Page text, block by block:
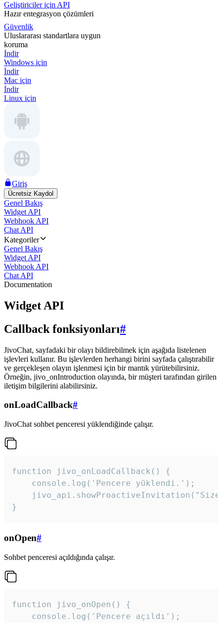
Geliştiriciler için API
Hazır entegrasyon çözümleri
Güvenlik
Uluslararası standartlara uygun
koruma
İndir
Windows için
İndir
Mac için
İndir
Linux için
Giriş
Ücretsiz Kaydol
Genel Bakış
Widget API
Webhook API
Chat API
Kategoriler
Genel Bakış
Widget API
Webhook API
Chat API
Documentation
Widget API
Callback fonksiyonları#
JivoChat, sayfadaki bir olayı bildirebilmek için aşağıda listelenen
işlevleri kullanır. Bu işlevlerden herhangi birini sayfada çalıştırabilir
ve gerçekleşen olayın işlenmesi için bir mantık yürütebilirsiniz.
Örneğin, jivo_onIntroduction olayında, bir müşteri tarafından girilen
iletişim bilgilerini alabilirsiniz.
onLoadCallback#
JivoChat sohbet penceresi yüklendiğinde çalışır.
function jivo_onLoadCallback() {
    console.log('Pencere yüklendi.');
}
onOpen#
Sohbet penceresi açıldığında çalışır.
function jivo_onOpen() {
    console.log('Pencere açıldı');